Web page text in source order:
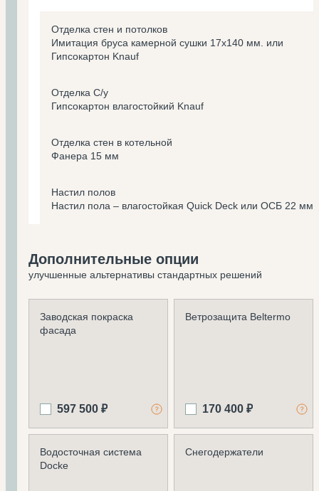
Отделка стен и потолков
Имитация бруса камерной сушки 17х140 мм. или
Гипсокартон Knauf
Отделка С/у
Гипсокартон влагостойкий Knauf
Отделка стен в котельной
Фанера 15 мм
Настил полов
Настил пола – влагостойкая Quick Deck или ОСБ 22 мм
Дополнительные опции
улучшенные альтернативы стандартных решений
Заводская покраска
фасада
597 500 ₽
Ветрозащита Beltermo
170 400 ₽
Водосточная система
Docke
Снегодержатели